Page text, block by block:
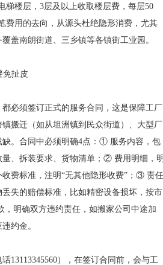
梯楼层，3层及以上收取楼层费，每层50
费用的去向，从源头杜绝隐形消费，尤其
盖南朗街道、三乡镇等各镇街工业园。
免扯皮
必须签订正式的服务合同，这是保障工厂
搬迁（如从坦洲镇到民众街道）、大型厂
缺。合同中必须明确4点：① 服务内容，包
量、拆装要求、货物清单；② 费用明细，
费标准，注明“无其他隐形收费”；③ 责
失的赔偿标准，比如精密设备损坏，按市
明确双方违约责任，如搬家公司中途加
约金。
13113345560），在签订合同前，会与工